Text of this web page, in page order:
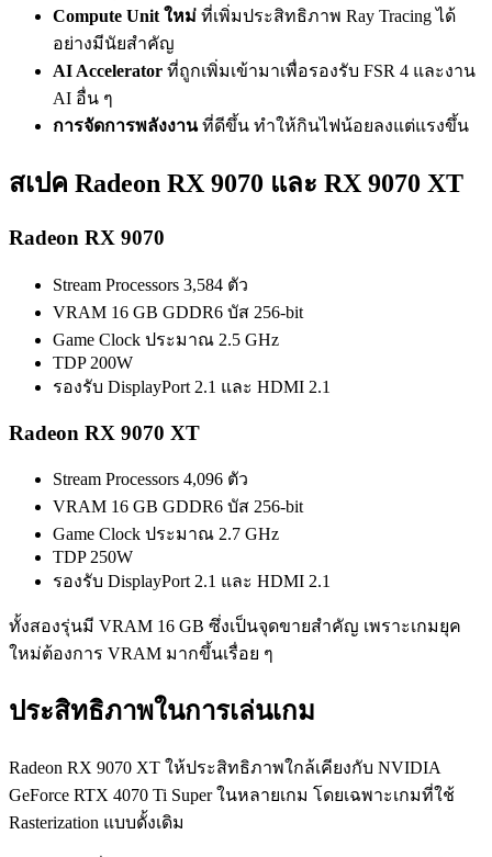
Compute Unit ใหม่ ที่เพิ่มประสิทธิภาพ Ray Tracing ได้
อย่างมีนัยสำคัญ
AI Accelerator ที่ถูกเพิ่มเข้ามาเพื่อรองรับ FSR 4 และงาน
AI อื่น ๆ
การจัดการพลังงานที่ดีขึ้น ทำให้กินไฟน้อยลงแต่แรงขึ้น
สเปค Radeon RX 9070 และ RX 9070 XT
Radeon RX 9070
Stream Processors 3,584 ตัว
VRAM 16 GB GDDR6 บัส 256-bit
Game Clock ประมาณ 2.5 GHz
TDP 200W
รองรับ DisplayPort 2.1 และ HDMI 2.1
Radeon RX 9070 XT
Stream Processors 4,096 ตัว
VRAM 16 GB GDDR6 บัส 256-bit
Game Clock ประมาณ 2.7 GHz
TDP 250W
รองรับ DisplayPort 2.1 และ HDMI 2.1
ทั้งสองรุ่นมี VRAM 16 GB ซึ่งเป็นจุดขายสำคัญ เพราะเกมยุค
ใหม่ต้องการ VRAM มากขึ้นเรื่อย ๆ
ประสิทธิภาพในการเล่นเกม
Radeon RX 9070 XT ให้ประสิทธิภาพใกล้เคียงกับ NVIDIA
GeForce RTX 4070 Ti Super ในหลายเกม โดยเฉพาะเกมที่ใช้
Rasterization แบบดั้งเดิม